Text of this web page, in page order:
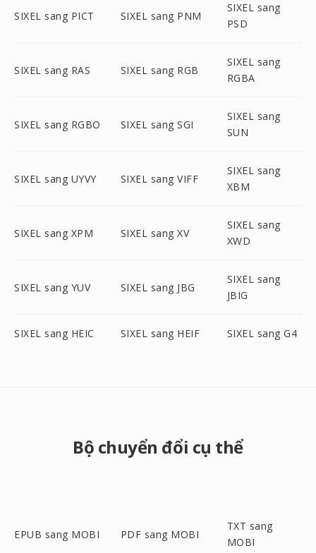
SIXEL sang PICT SIXEL sang PNM
SIXEL sang
PSD
SIXEL sang RAS SIXEL sang RGB
SIXEL sang
RGBA
SIXEL sang RGBO SIXEL sang SGI
SIXEL sang
SUN
SIXEL sang UYVY SIXEL sang VIFF
SIXEL sang
XBM
SIXEL sang XPM SIXEL sang XV
SIXEL sang
XWD
SIXEL sang YUV SIXEL sang JBG
SIXEL sang
JBIG
SIXEL sang HEIC SIXEL sang HEIF SIXEL sang G4
Bộ chuyển đổi cụ thể
EPUB sang MOBI PDF sang MOBI
TXT sang
MOBI